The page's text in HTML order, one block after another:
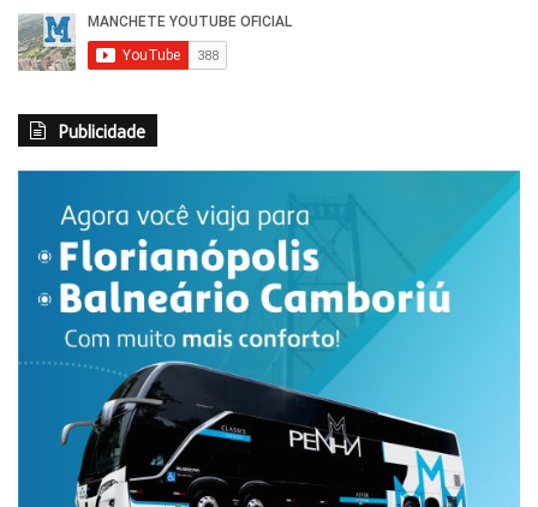
Publicidade